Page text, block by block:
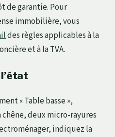
de garantie. Pour
immobilière, vous
des règles applicables à la
et à la TVA.
« Table basse »,
chêne, deux micro-rayures
indiquez la